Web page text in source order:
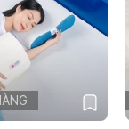
khỏe.